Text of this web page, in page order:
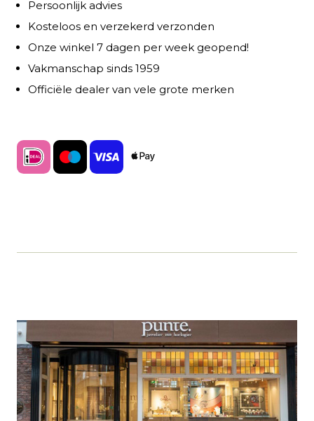
Persoonlijk advies
Kosteloos en verzekerd verzonden
Onze winkel 7 dagen per week geopend!
Vakmanschap sinds 1959
Officiële dealer van vele grote merken